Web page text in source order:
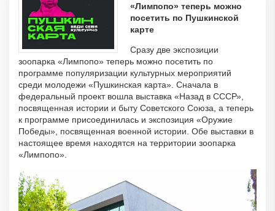
«Лимпопо» теперь можно
посетить по Пушкинской
карте
Сразу две экспозиции
зоопарка «Лимпопо» теперь можно посетить по
программе популяризации культурных мероприятий
среди молодежи «Пушкинская карта». Сначала в
федеральный проект вошла выставка «Назад в СССР»,
посвященная истории и быту Советского Союза, а теперь
к программе присоединилась и экспозиция «Оружие
Победы», посвященная военной истории. Обе выставки в
настоящее время находятся на территории зоопарка
«Лимпопо».